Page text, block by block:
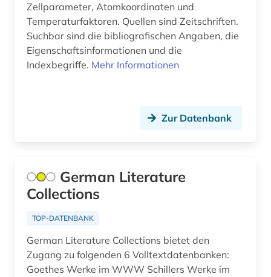
alltagskultur (4)
alltagsleben (1)
alma-tadema (1)
alphabet (1)
alsfeld (1)
altamerikanistik (1)
Zellparameter, Atomkoordinaten und
Temperaturfaktoren. Quellen sind Zeitschriften.
Suchbar sind die bibliografischen Angaben, die
Eigenschaftsinformationen und die
Indexbegriffe. Mehr Informationen
Zur Datenbank
German Literature
Collections
TOP-DATENBANK
German Literature Collections bietet den
Zugang zu folgenden 6 Volltextdatenbanken:
Goethes Werke im WWW Schillers Werke im